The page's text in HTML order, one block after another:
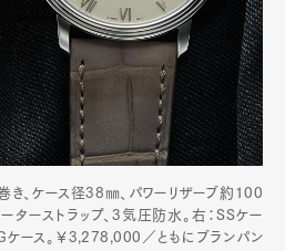
き、ケース径38㎜、パワーリザーブ約100
ターストラップ、3気圧防水。右：SSケー
ース。￥3,278,000／ともにブランパン